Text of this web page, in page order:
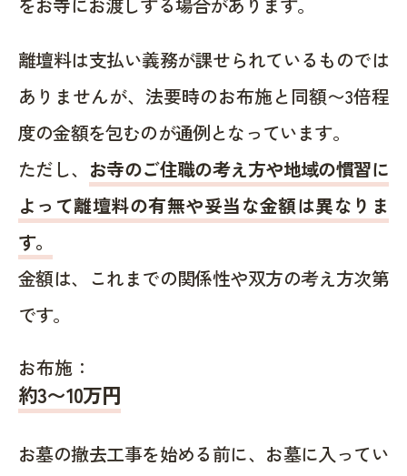
離壇料は支払い義務が課せられているものでは
ありませんが、法要時のお布施と同額〜3倍程
度の金額を包むのが通例となっています。
ただし、 お寺のご住職の考え方や地域の慣習に
よって離壇料の有無や妥当な金額は異なりま
す。
金額は、これまでの関係性や双方の考え方次第
です。
お布施：
約3〜10万円
お墓の撤去工事を始める前に、お墓に入ってい